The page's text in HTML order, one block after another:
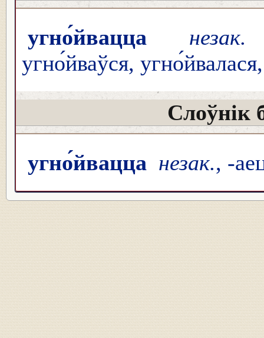
угно́йвацца незак.
угно́йваўся,
Слоўнік
угно́йвацца незак., -